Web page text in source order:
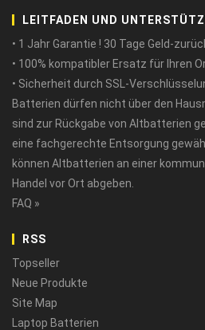
LEITFADEN UND
• 1 Jahr Garantie ! 30 Tage Geld-
• 100% kompatibler Ersatz für Ihren
• Sicherheit durch SSL-
Batterien dürfen nicht über den
sind zur Rückgabe von Altbatterien
eine fachgerechte Entsorgung
können Altbatterien an einer
Handel vor Ort abgeben.
FAQ »
RSS
Topseller
Neue Produkte
Site Map
Laptop Batterien